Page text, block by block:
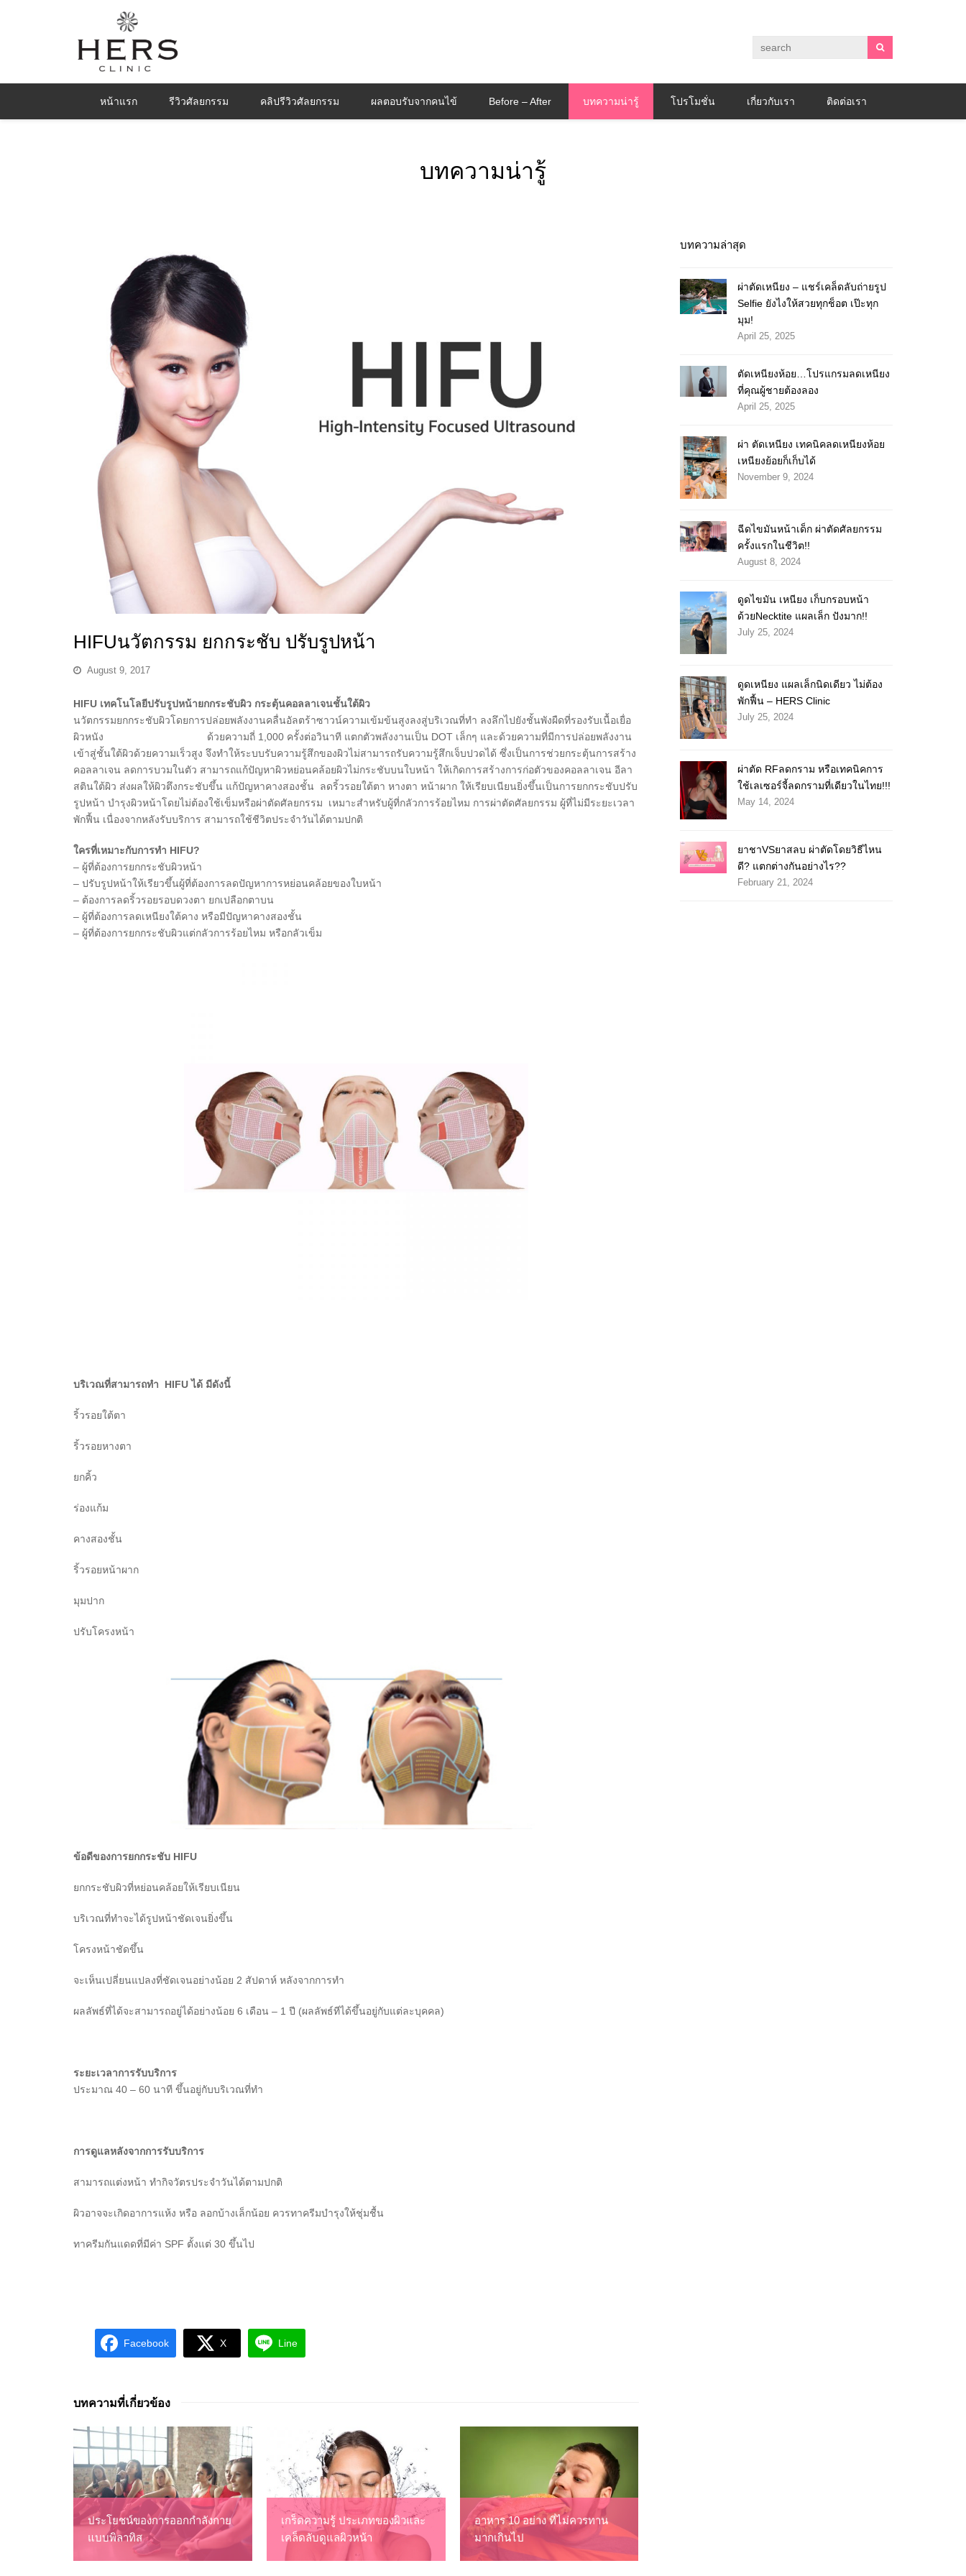
หน้าแรก รีวิวศัลยกรรม คลิปรีวิวศัลยกรรม ผลตอบรับจากคนไข้ Before – After บทความน่ารู้ โปรโมชั่น เกี่ยวกับเรา ติดต่อเรา
บทความน่ารู้
HIFUนวัตกรรม ยกกระชับ ปรับรูปหน้า
August 9, 2017
HIFU เทคโนโลยีปรับรูปหน้ายกกระชับผิว กระตุ้นคอลลาเจนชั้นใต้ผิว
นวัตกรรมยกกระชับผิวโดยการปล่อยพลังงานคลื่นอัลตร้าซาวน์ความเข้มข้นสูงลงสู่บริเวณที่ทำ ลงลึกไปยังชั้นพังผืดที่รองรับเนื้อเยื่อ
ผิวหนัง ด้วยความถี่ 1,000 ครั้งต่อวินาที แตกตัวพลังงานเป็น DOT เล็กๆ และด้วยความที่มีการปล่อยพลังงาน
เข้าสู่ชั้นใต้ผิวด้วยความเร็วสูง จึงทำให้ระบบรับความรู้สึกของผิวไม่สามารถรับความรู้สึกเจ็บปวดได้ ซึ่งเป็นการช่วยกระตุ้นการสร้าง
คอลลาเจน ลดการบวมในตัว สามารถแก้ปัญหาผิวหย่อนคล้อยผิวไม่กระชับบนใบหน้า ให้เกิดการสร้างการก่อตัวของคอลลาเจน อีลา
สตินใต้ผิว ส่งผลให้ผิวตึงกระชับขึ้น แก้ปัญหาคางสองชั้น ลดริ้วรอยใต้ตา หางตา หน้าผาก ให้เรียบเนียนยิ่งขึ้นเป็นการยกกระชับปรับ
รูปหน้า บำรุงผิวหน้าโดยไม่ต้องใช้เข็มหรือผ่าตัดศัลยกรรม เหมาะสำหรับผู้ที่กลัวการร้อยไหม การผ่าตัดศัลยกรรม ผู้ที่ไม่มีระยะเวลา
พักฟื้น เนื่องจากหลังรับบริการ สามารถใช้ชีวิตประจำวันได้ตามปกติ
ใครที่เหมาะกับการทำ HIFU?
– ผู้ที่ต้องการยกกระชับผิวหน้า
– ปรับรูปหน้าให้เรียวขึ้นผู้ที่ต้องการลดปัญหาการหย่อนคล้อยของใบหน้า
– ต้องการลดริ้วรอยรอบดวงตา ยกเปลือกตาบน
– ผู้ที่ต้องการลดเหนียงใต้คาง หรือมีปัญหาคางสองชั้น
– ผู้ที่ต้องการยกกระชับผิวแต่กลัวการร้อยไหม หรือกลัวเข็ม
บริเวณที่สามารถทำ HIFUได้ มีดังนี้
ริ้วรอยใต้ตา
ริ้วรอยหางตา
ยกคิ้ว
ร่องแก้ม
คางสองชั้น
ริ้วรอยหน้าผาก
มุมปาก
ปรับโครงหน้า
ข้อดีของการยกกระชับ HIFU
ยกกระชับผิวที่หย่อนคล้อยให้เรียบเนียน
บริเวณที่ทำจะได้รูปหน้าชัดเจนยิ่งขึ้น
โครงหน้าชัดขึ้น
จะเห็นเปลี่ยนแปลงที่ชัดเจนอย่างน้อย 2 สัปดาห์ หลังจากการทำ
ผลลัพธ์ที่ได้จะสามารถอยู่ได้อย่างน้อย 6 เดือน – 1 ปี (ผลลัพธ์ทีได้ขึ้นอยู่กับแต่ละบุคคล)
ระยะเวลาการรับบริการ
ประมาณ 40 – 60 นาที ขึ้นอยู่กับบริเวณที่ทำ
การดูแลหลังจากการรับบริการ
สามารถแต่งหน้า ทำกิจวัตรประจำวันได้ตามปกติ
ผิวอาจจะเกิดอาการแห้ง หรือ ลอกบ้างเล็กน้อย ควรทาครีมบำรุงให้ชุ่มชื้น
ทาครีมกันแดดที่มีค่า SPF ตั้งแต่ 30 ขึ้นไป
Facebook X Line
บทความที่เกี่ยวข้อง
ประโยชน์ของการออกกำลังกาย
แบบพิลาทิส
เกร็ดความรู้ ประเภทของผิวและ
เคล็ดลับดูแลผิวหน้า
อาหาร 10 อย่าง ที่ไม่ควรทาน
มากเกินไป
บทความล่าสุด
ผ่าตัดเหนียง – แชร์เคล็ดลับถ่ายรูป
Selfie ยังไงให้สวยทุกช็อต เป๊ะทุก
มุม!
April 25, 2025
ตัดเหนียงห้อย…โปรแกรมลดเหนียง
ที่คุณผู้ชายต้องลอง
April 25, 2025
ผ่า ตัดเหนียง เทคนิคลดเหนียงห้อย
เหนียงย้อยก็เก็บได้
November 9, 2024
ฉีดไขมันหน้าเด็ก ผ่าตัดศัลยกรรม
ครั้งแรกในชีวิต!!
August 8, 2024
ดูดไขมัน เหนียง เก็บกรอบหน้า
ด้วยNecktite แผลเล็ก ปังมาก!!
July 25, 2024
ดูดเหนียง แผลเล็กนิดเดียว ไม่ต้อง
พักฟื้น – HERS Clinic
July 25, 2024
ผ่าตัด RFลดกราม หรือเทคนิคการ
ใช้เลเซอร์จี้ลดกรามที่เดียวในไทย!!!
May 14, 2024
ยาชาVSยาสลบ ผ่าตัดโดยวิธีไหน
ดี? แตกต่างกันอย่างไร??
February 21, 2024